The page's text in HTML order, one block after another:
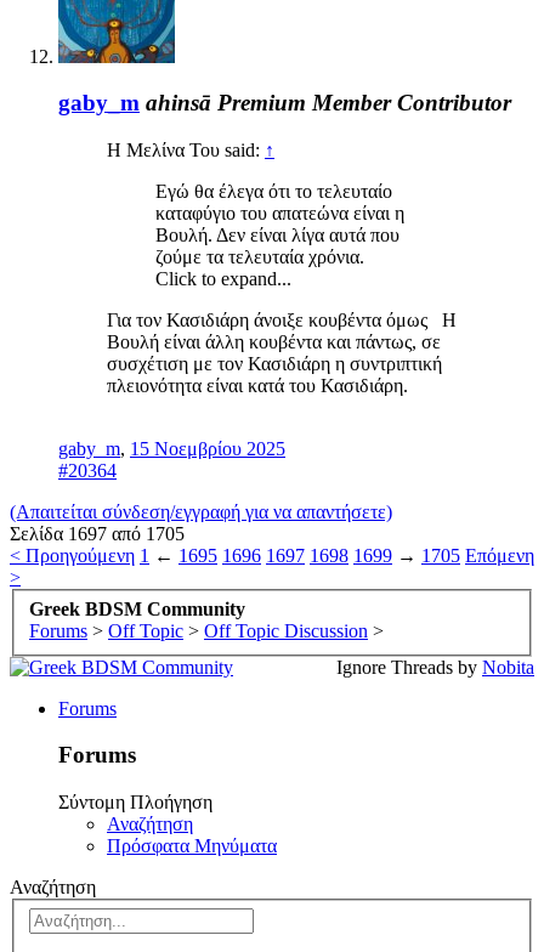
gaby_m ahinsā Premium Member Contributor
Η Μελίνα Του said: ↑
Εγώ θα έλεγα ότι το τελευταίο
καταφύγιο του απατεώνα είναι η
Βουλή. Δεν είναι λίγα αυτά που
ζούμε τα τελευταία χρόνια.
Click to expand...
Για τον Κασιδιάρη άνοιξε κουβέντα όμως Η
Βουλή είναι άλλη κουβέντα και πάντως, σε
συσχέτιση με τον Κασιδιάρη η συντριπτική
πλειονότητα είναι κατά του Κασιδιάρη.
gaby_m, 15 Νοεμβρίου 2025
#20364
(Απαιτείται σύνδεση/εγγραφή για να απαντήσετε)
Σελίδα 1697 από 1705
< Προηγούμενη 1 ← 1695 1696 1697 1698 1699 → 1705 Επόμενη
>
Greek BDSM Community
Forums > Off Topic > Off Topic Discussion >
Ignore Threads by Nobita
Forums
Forums
Σύντομη Πλοήγηση
Αναζήτηση
Πρόσφατα Μηνύματα
Αναζήτηση